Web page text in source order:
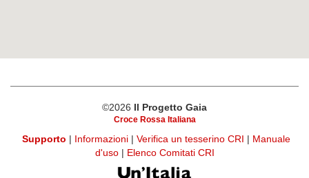
©2026 Il Progetto Gaia
Croce Rossa Italiana
Supporto | Informazioni | Verifica un tesserino CRI | Manuale
d'uso | Elenco Comitati CRI